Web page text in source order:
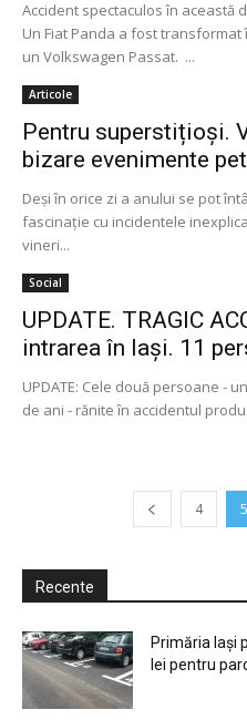
Accident spectaculos în această
Un Fiat Panda a fost
un Volkswagen Passat. ...
Articole
Pentru superstițioși.
bizare evenimente
Deşi în orice zi a anului se pot
fascinaţie cu incidentele
vineri...
Social
UPDATE. TRAGIC
intrarea în Iași. 11
UPDATE: Cele două persoane -
de ani - rănite în accidentul
4 5
Recente
Primăria Iași
lei pentru